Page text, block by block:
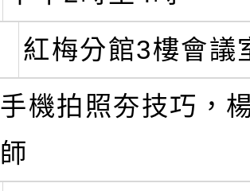
紅梅分館3樓會議
手機拍照夯技巧，
師